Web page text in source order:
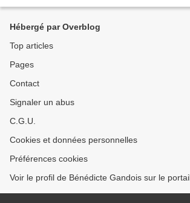
Hébergé par Overblog
Top articles
Pages
Contact
Signaler un abus
C.G.U.
Cookies et données personnelles
Préférences cookies
Voir le profil de Bénédicte Gandois sur le